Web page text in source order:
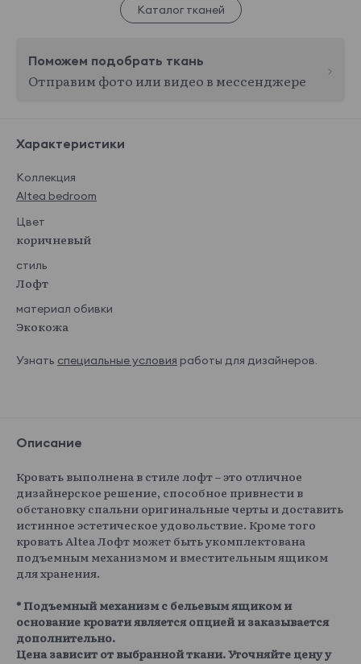
Каталог тканей
Поможем подобрать ткань
Отправим фото или видео в мессенджере
Характеристики
Коллекция
Altea bedroom
Цвет
коричневый
стиль
Лофт
материал обивки
Экокожа
Узнать специальные условия работы для дизайнеров.
Описание
Кровать выполнена в стиле лофт – это отличное
дизайнерское решение, способное привнести в
обстановку спальни оригинальные черты и доставить
истинное эстетическое удовольствие. Кроме того
кровать Altea Лофт может быть укомплектована
подъемным механизмом и вместительным ящиком
для хранения.
* Подъемный механизм с бельевым ящиком и
основание кровати является опцией и заказывается
дополнительно.
Цена зависит от выбранной ткани. Уточняйте цену у